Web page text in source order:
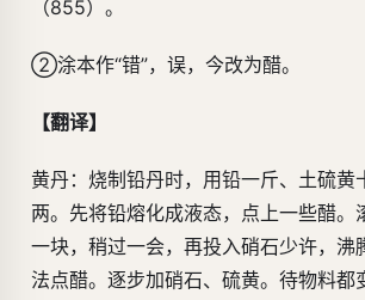
（855）。
②涂本作“错”，误，今改为醋。
【翻译】
黄丹：烧制铅丹时，用铅一斤、土硫黄
两。先将铅熔化成液态，点上一些醋。
一块，稍过一会，再投入硝石少许，沸
法点醋。逐步加硝石、硫黄。待物料都